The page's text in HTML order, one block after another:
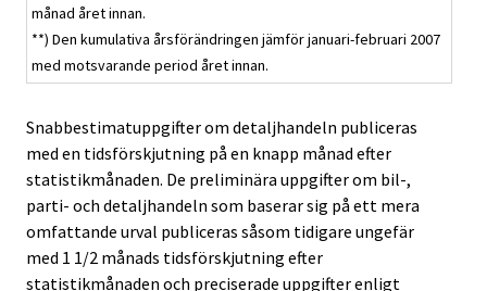
månad året innan.
**) Den kumulativa årsförändringen jämför januari-februari 2007
med motsvarande period året innan.
Snabbestimatuppgifter om detaljhandeln publiceras
med en tidsförskjutning på en knapp månad efter
statistikmånaden. De preliminära uppgifter om bil-,
parti- och detaljhandeln som baserar sig på ett mera
omfattande urval publiceras såsom tidigare ungefär
med 1 1/2 månads tidsförskjutning efter
statistikmånaden och preciserade uppgifter enligt